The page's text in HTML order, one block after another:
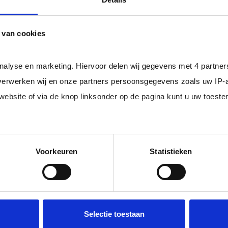
cookies
en marketing. Hiervoor delen wij gegevens met 4
wij en onze partners persoonsgegevens zoals uw
of via de knop linksonder op de pagina kunt u uw
Voorkeuren Statistieken
Selectie toestaan
andere competenties
freelance
(of iemand
No match? No pay!
als een
gaat.
Ik ben
of
Je
krijgt
aan
Meer